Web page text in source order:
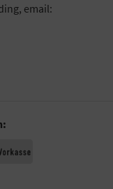
email: